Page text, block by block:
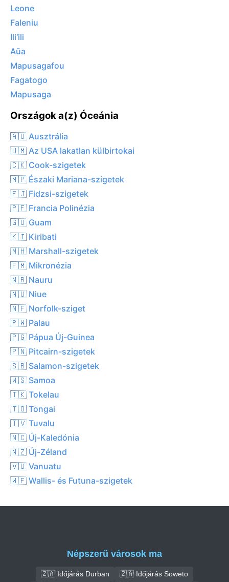
Leone
Faleniu
Ili‘ili
Aūa
Mapusagafou
Fagatogo
Mapusaga
Országok a(z) Óceánia
🇦🇺 Ausztrália
🇺🇲 Az USA lakatlan külbirtokai
🇨🇰 Cook-szigetek
🇲🇵 Északi Mariana-szigetek
🇫🇯 Fidzsi-szigetek
🇵🇫 Francia Polinézia
🇬🇺 Guam
🇰🇮 Kiribati
🇲🇭 Marshall-szigetek
🇫🇲 Mikronézia
🇳🇷 Nauru
🇳🇺 Niue
🇳🇫 Norfolk-sziget
🇵🇼 Palau
🇵🇬 Pápua Új-Guinea
🇵🇳 Pitcairn-szigetek
🇸🇧 Salamon-szigetek
🇼🇸 Samoa
🇹🇰 Tokelau
🇹🇴 Tongai
🇹🇻 Tuvalu
🇳🇨 Új-Kaledónia
🇳🇿 Új-Zéland
🇻🇺 Vanuatu
🇼🇫 Wallis- és Futuna-szigetek
Népszerű városok ma
🇿🇦 Időjárás Durban
🇿🇦 Időjárás Soweto